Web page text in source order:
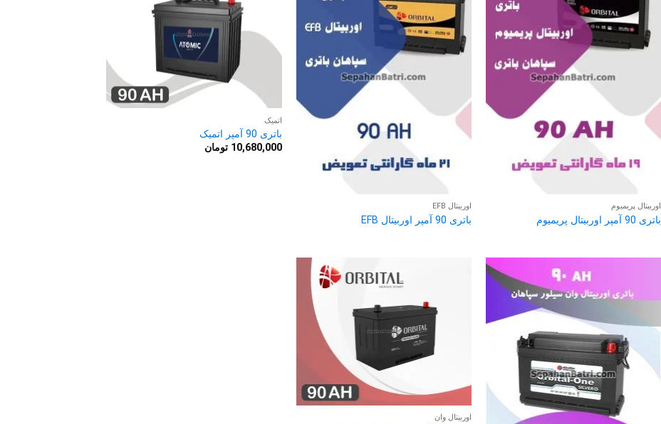
اوربیتال پریمیوم
باتری 90 آمپر اوربیتال پریمیوم
اوربیتال EFB
باتری 90 آمپر اوربیتال EFB
اتمیک
باتری 90 آمپر اتمیک
10,680,000 تومان
اوربیتال وان